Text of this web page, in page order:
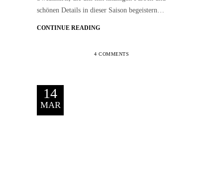
schönen Details in dieser Saison begeistern…
CONTINUE READING
4 COMMENTS
14
MAR